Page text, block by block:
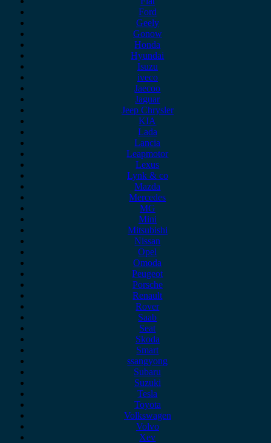
Ford
Geely
Gonow
Honda
Hyundai
Isuzu
iveco
Jaecoo
Jaguar
Jeep Chrysler
KIA
Lada
Lancia
Leapmotor
Lexus
Lynk & co
Mazda
Mercedes
MG
Mini
Mitsubishi
Nissan
Opel
Omoda
Peugeot
Porsche
Renault
Rover
Saab
Seat
Skoda
Smart
ssangyong
Subaru
Suzuki
Tesla
Toyota
Volkswagen
Volvo
Xev